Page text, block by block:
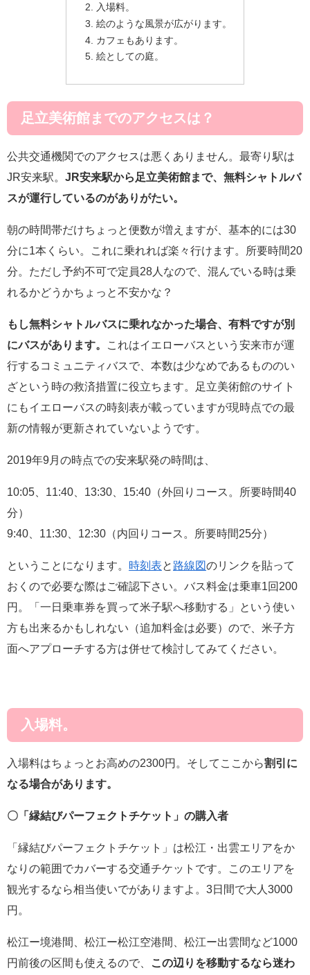
入場料。
絵のような風景が広がります。
カフェもあります。
絵としての庭。
足立美術館までのアクセスは？
公共交通機関でのアクセスは悪くありません。最寄り駅は
JR安来駅。 JR安来駅から足立美術館まで、無料シャトルバ
スが運行しているのがありがたい。
朝の時間帯だけちょっと便数が増えますが、基本的には30
分に1本くらい。これに乗れれば楽々行けます。所要時間20
分。ただし予約不可で定員28人なので、混んでいる時は乗
れるかどうかちょっと不安かな？
もし無料シャトルバスに乗れなかった場合、有料ですが別
にバスがあります。
これはイエローバスという安来市が運
行するコミュニティバスで、本数は少なめであるもののい
ざという時の救済措置に役立ちます。足立美術館のサイト
にもイエローバスの時刻表が載っていますが現時点での最
新の情報が更新されていないようです。
2019年9月の時点での安来駅発の時間は、
10:05、11:40、13:30、15:40（外回りコース。所要時間40
分）
9:40、11:30、12:30（内回りコース。所要時間25分）
ということになります。 時刻表と 路線図のリンクを貼って
おくので必要な際はご確認下さい。バス料金は乗車1回200
円。「一日乗車券を買って米子駅へ移動する」という使い
方も出来るかもしれない（追加料金は必要）ので、米子方
面へアプローチする方は併せて検討してみてください。
入場料。
入場料はちょっとお高めの2300円。そしてここから割引に
なる場合があります。
〇「縁結びパーフェクトチケット」の購入者
「縁結びパーフェクトチケット」は松江・出雲エリアをか
なりの範囲でカバーする交通チケットです。このエリアを
観光するなら相当使いでがありますよ。3日間で大人3000
円。
松江ー境港間、松江ー松江空港間、松江ー出雲間など1000
円前後の区間も使えるので、
この辺りを移動するなら迷わ